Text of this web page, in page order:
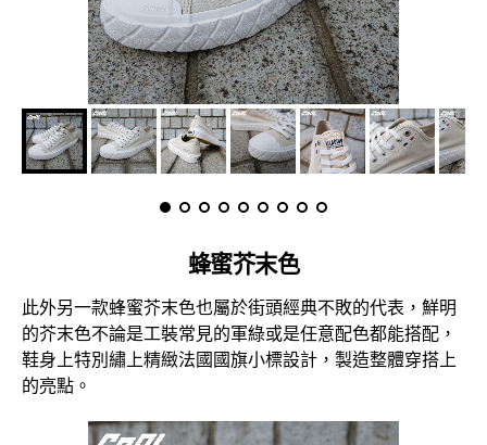
蜂蜜芥末色
此外另一款蜂蜜芥末色也屬於街頭經典不敗的代表，鮮明
的芥末色不論是工裝常見的軍綠或是任意配色都能搭配，
鞋身上特別繡上精緻法國國旗小標設計，製造整體穿搭上
的亮點。